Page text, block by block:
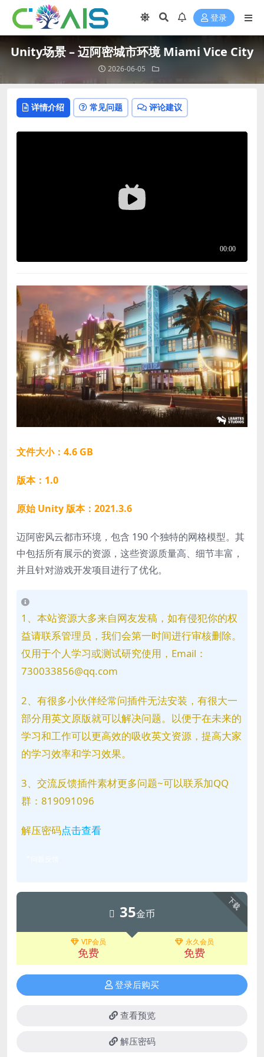
登录
Unity场景 – 迈阿密城市环境 Miami Vice City
2026-06-05
详情介绍 常见问题 评论建议
文件大小：4.6 GB
版本：1.0
原始 Unity 版本：2021.3.6
迈阿密风云都市环境，包含 190 个独特的网格模型。其
中包括所有展示的资源，这些资源质量高、细节丰富，
并且针对游戏开发项目进行了优化。
1、本站资源大多来自网友发稿，如有侵犯你的权
益请联系管理员，我们会第一时间进行审核删除。
仅用于个人学习或测试研究使用，Email：
730033856@qq.com
2、有很多小伙伴经常问插件无法安装，有很大一
部分用英文原版就可以解决问题。以便于在未来的
学习和工作可以更高效的吸收英文资源，提高大家
的学习效率和学习效果。
3、交流反馈插件素材更多问题~可以联系加QQ
群：819091096
解压密码点击查看
下载
35金币
VIP会员
免费
永久会员
免费
登录后购买
查看预览
解压密码